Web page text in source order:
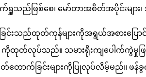
ြစ်စေ၊ မော်တာအစိတ်အပိုင်းများ၊ အ
ြင်းသည်ထုတ်ကုန်များကိုအရွယ်အစားပြေ
ထုတ်လုပ်သည်။ သမားရိုးကျပေါက်ကွဲမှုဖြ
ြတ်တောက်ခြင်းများကိုပြုလုပ်လိမ့်မည်။ ဖ